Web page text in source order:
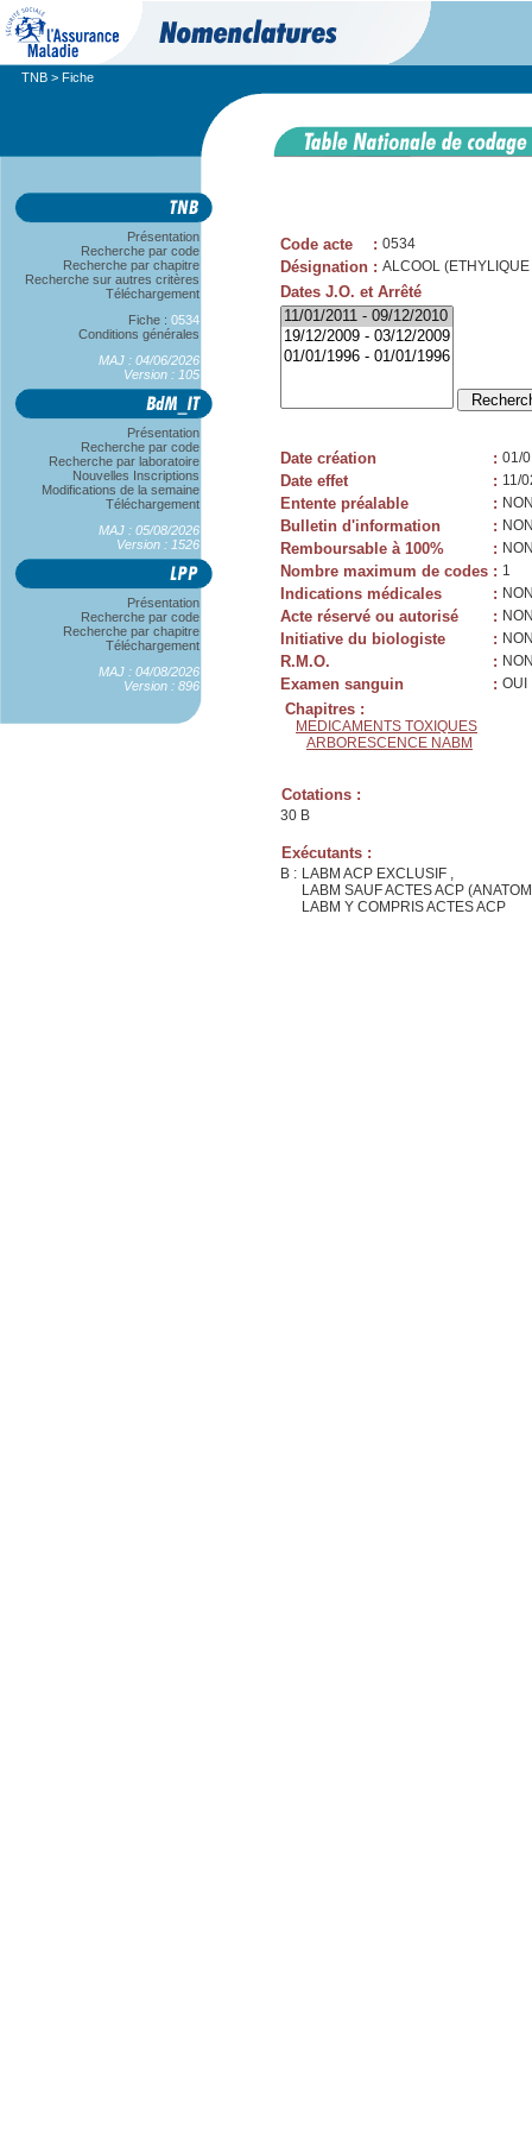
TNB > Fiche
Présentation
Recherche par code
Recherche par chapitre
Recherche sur autres critères
Téléchargement
Fiche : 0534
Conditions générales
MAJ : 04/06/2026
Version : 105
Présentation
Recherche par code
Recherche par laboratoire
Nouvelles Inscriptions
Modifications de la semaine
Téléchargement
MAJ : 05/08/2026
Version : 1526
Présentation
Recherche par code
Recherche par chapitre
Téléchargement
MAJ : 04/08/2026
Version : 896
Code acte : 0534
Désignation : ALCOOL
Dates J.O. et Arrêté
Date création : 01/
Date effet : 11/
Entente préalable :
Bulletin d'information :
Remboursable à 100% :
Nombre maximum de codes : 1
Indications médicales :
Acte réservé ou autorisé :
Initiative du biologiste :
R.M.O. :
Examen sanguin : OUI
Chapitres :
MEDICAMENTS TOXIQUES
ARBORESCENCE NABM
Cotations :
30 B
Exécutants :
B : LABM ACP EXCLUSIF ,
LABM SAUF ACTES ACP
LABM Y COMPRIS ACTES ACP